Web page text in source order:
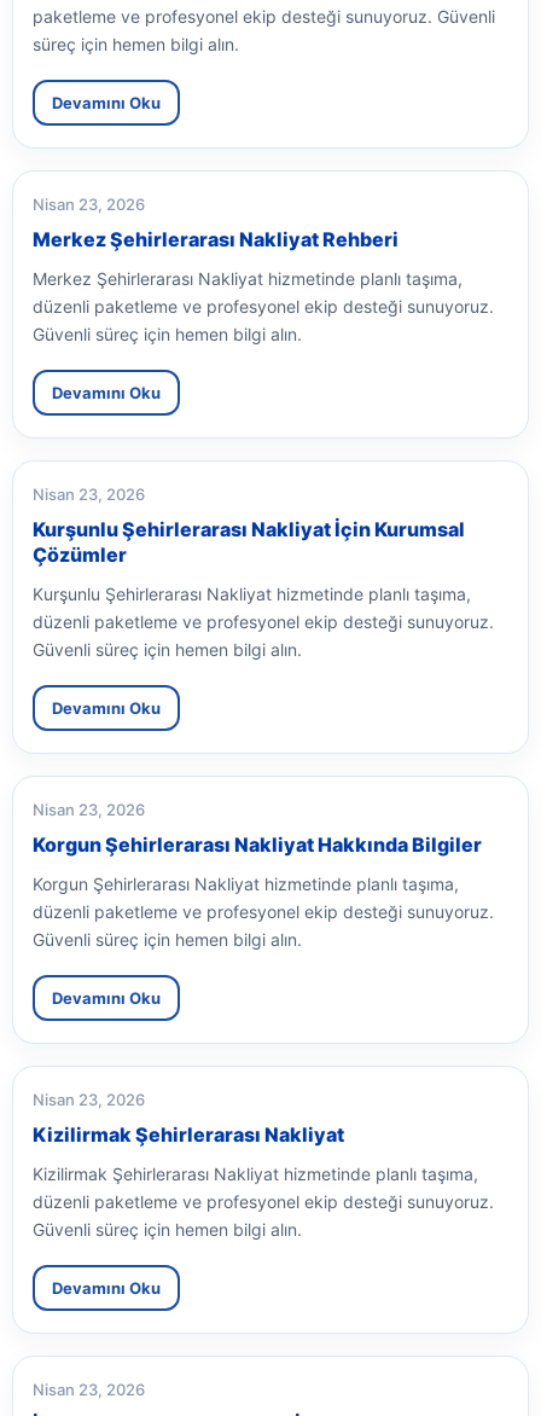
paketleme ve profesyonel ekip desteği sunuyoruz. Güvenli
süreç için hemen bilgi alın.
Devamını Oku
Nisan 23, 2026
Merkez Şehirlerarası Nakliyat Rehberi
Merkez Şehirlerarası Nakliyat hizmetinde planlı taşıma,
düzenli paketleme ve profesyonel ekip desteği sunuyoruz.
Güvenli süreç için hemen bilgi alın.
Devamını Oku
Nisan 23, 2026
Kurşunlu Şehirlerarası Nakliyat İçin Kurumsal
Çözümler
Kurşunlu Şehirlerarası Nakliyat hizmetinde planlı taşıma,
düzenli paketleme ve profesyonel ekip desteği sunuyoruz.
Güvenli süreç için hemen bilgi alın.
Devamını Oku
Nisan 23, 2026
Korgun Şehirlerarası Nakliyat Hakkında Bilgiler
Korgun Şehirlerarası Nakliyat hizmetinde planlı taşıma,
düzenli paketleme ve profesyonel ekip desteği sunuyoruz.
Güvenli süreç için hemen bilgi alın.
Devamını Oku
Nisan 23, 2026
Kizilirmak Şehirlerarası Nakliyat
Kizilirmak Şehirlerarası Nakliyat hizmetinde planlı taşıma,
düzenli paketleme ve profesyonel ekip desteği sunuyoruz.
Güvenli süreç için hemen bilgi alın.
Devamını Oku
Nisan 23, 2026